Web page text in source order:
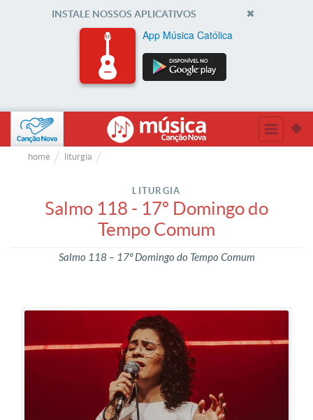
INSTALE NOSSOS APLICATIVOS
App Música Católica
home liturgia
LITURGIA
Salmo 118 - 17º Domingo do
Tempo Comum
Salmo 118 – 17º Domingo do Tempo Comum